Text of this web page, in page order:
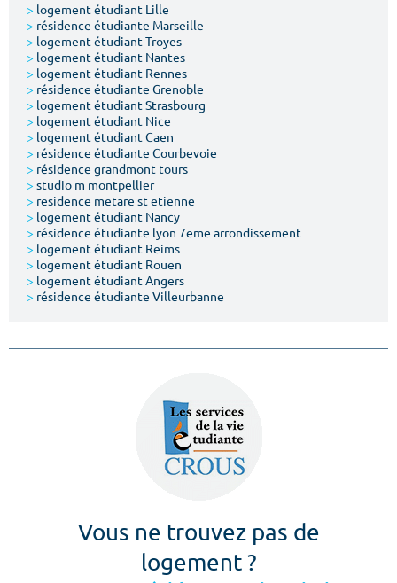
Votre date d'entrée
Chercher
> logement étudiant Lille
> résidence étudiante Marseille
> logement étudiant Troyes
> logement étudiant Nantes
> logement étudiant Rennes
> résidence étudiante Grenoble
> logement étudiant Strasbourg
> logement étudiant Nice
> logement étudiant Caen
> résidence étudiante Courbevoie
> résidence grandmont tours
> studio m montpellier
> residence metare st etienne
> logement étudiant Nancy
> résidence étudiante lyon 7eme arrondissement
> logement étudiant Reims
> logement étudiant Rouen
> logement étudiant Angers
> résidence étudiante Villeurbanne
Vous ne trouvez pas de
logement ?